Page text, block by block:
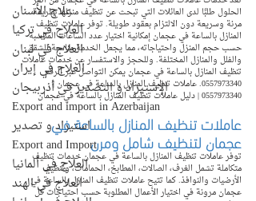
علاج الأسنان
العلاج في تركيا
العلاج في لبنان
العلاج في إيران
الإستيراد و التصدير في أذربيجان
Export and import in Azerbaijan
استيراد و تصدير
Export and Import
العلاج في ألمانيا
العلاج في الهند
الحلول طلبًا لدى العائلات التي تبحث عن تنظيف منزلها بطريقة
مرنة وسريعة دون الالتزام بعقود طويلة. توفر عاملات تنظيف
المنازل بالساعة في عجمان إمكانية اختيار عدد الساعات المناسبة
حسب حجم المنزل واحتياجاته، مما يجعل الخدمة مناسبة للشقق
والفلل والمنازل المختلفة. وللحجز والاستفسار عن خدمات عاملات
تنظيف المنازل بالساعة في عجمان يمكن التواصل عبر الرقم
0557973340. عاملات تنظيف المنازل بالساعة في عجمان |
0557973340 | دليل عاملات تنظيف المنازل بالساعة في عجمان
عاملات تنظيف المنازل بالساعة في
عجمان لتنظيف شامل ومرن
توفر عاملات تنظيف المنازل بالساعة في عجمان خدمات تنظيف
متكاملة تشمل الغرف، الصالات، المطابخ، الحمامات، وتنظيف
الأرضيات والنوافذ. كما تتيح عاملات تنظيف المنازل بالساعة في
عجمان مرونة في اختيار الأعمال المطلوبة حسب احتياجات كل